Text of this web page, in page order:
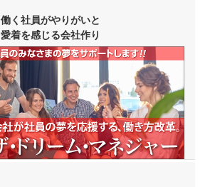
働く社員がやりがいと
愛着を感じる会社作り